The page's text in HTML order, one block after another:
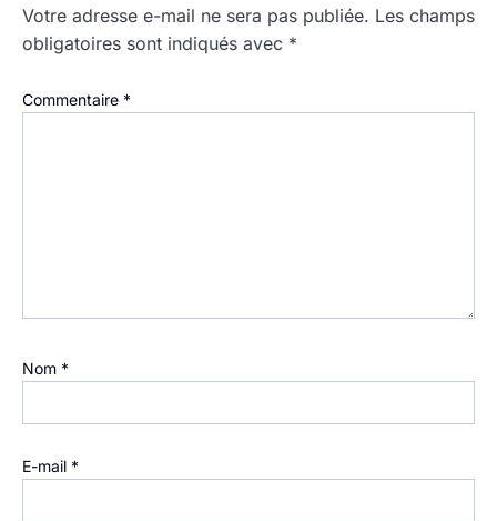
Votre adresse e-mail ne sera pas publiée. Les champs
obligatoires sont indiqués avec *
Commentaire *
Nom *
E-mail *